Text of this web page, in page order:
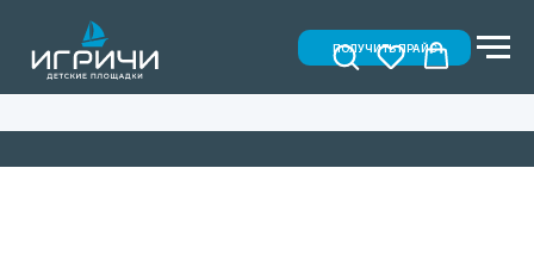
ПОЛУЧИТЬ ПРАЙС